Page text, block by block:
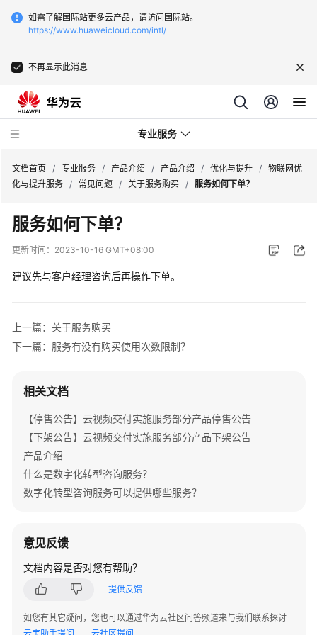
如需了解国际站更多云产品，请访问国际站。
https://www.huaweicloud.com/intl/
不再显示此消息
专业服务
服
务
公
介
绍
品
绍
咨
询
与
规
上
云
实
文档首页 / 专业服务 / 产品介绍 / 产品介绍 / 优化与提升 / 物联网优
化与提升服务 / 常见问题 / 关于服务购买 / 服务如何下单？
服务如何下单？
更新时间： 2023-10-16 GMT+08:00
建议先与客户经理咨询后再操作下单。
上一篇：关于服务购买
下一篇：服务有没有购买使用次数限制？
相关文档
【停售公告】云视频交付实施服务部分产品停售公告
【下架公告】云视频交付实施服务部分产品下架公告
产品介绍
什么是数字化转型咨询服务？
数字化转型咨询服务可以提供哪些服务？
意见反馈
文档内容是否对您有帮助？
提供反馈
如您有其它疑问，您也可以通过华为云社区问答频道来与我们联系探讨